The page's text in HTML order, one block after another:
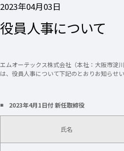
2023年04月03日
役員人事について
エムオーテックス株式会社（本社：大阪市淀
は、役員人事について下記のとおりお知らせい
◾️ 2023年4月1日付 新任取締役
氏名